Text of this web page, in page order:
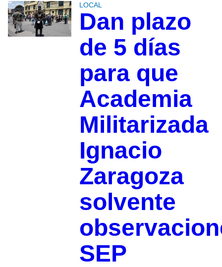
LOCAL
Dan plazo
de 5 días
para que
Academia
Militarizada
Ignacio
Zaragoza
solvente
SEP